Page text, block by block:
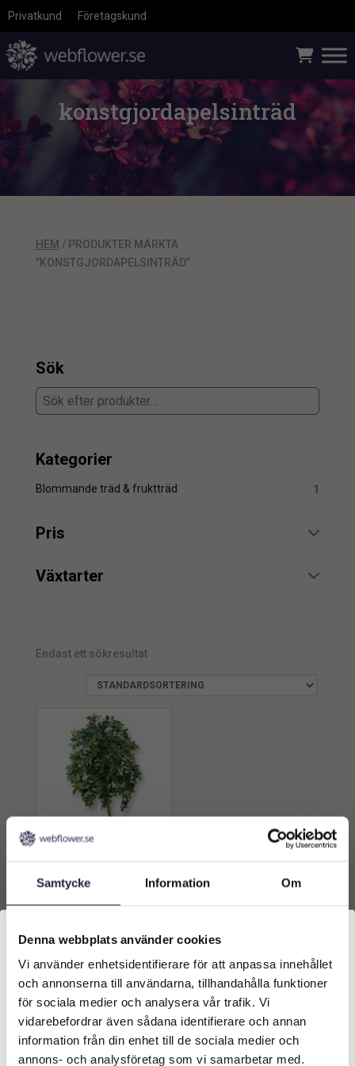
Samtycke Information Om
Denna webbplats använder cookies
Vi använder enhetsidentifierare för att anpassa innehållet
och annonserna till användarna, tillhandahålla funktioner
för sociala medier och analysera vår trafik. Vi
vidarebefordrar även sådana identifierare och annan
information från din enhet till de sociala medier och
annons- och analysföretag som vi samarbetar med.
Privatkund Företagskund
konstgjordapelsinträd
HEM / PRODUKTER MÄRKTA
”KONSTGJORDAPELSINTRÄD”
Sök
Kategorier
Blommande träd & fruktträd 1
Pris
min.
min.
Växtarter
Endast ett sökresultat
Från:3529
Lägg till i
varukorg
Välkommen till Webflower
Vilken typ av kund är du? Du kan alltid justera ditt val
längst upp på sidan.
Företagskund (exkl. moms)